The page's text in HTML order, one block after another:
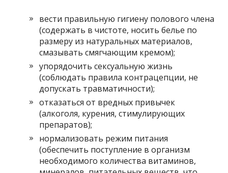
вести правильную гигиену полового члена
(содержать в чистоте, носить белье по
размеру из натуральных материалов,
смазывать смягчающим кремом);
упорядочить сексуальную жизнь
(соблюдать правила контрацепции, не
допускать травматичности);
отказаться от вредных привычек
(алкоголя, курения, стимулирующих
препаратов);
нормализовать режим питания
(обеспечить поступление в организм
необходимого количества витаминов,